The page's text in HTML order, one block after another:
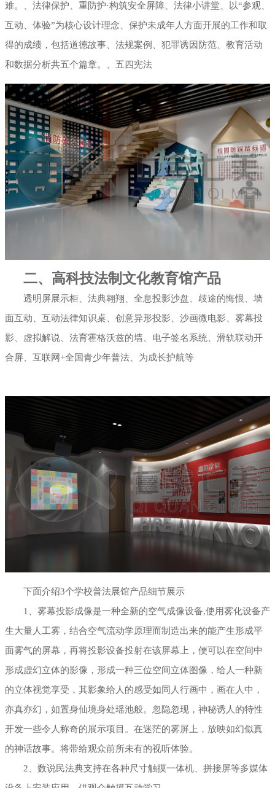
难。、法律保护、重防护·构筑安全屏障、法律小讲堂、以“参观、
互动、体验”为核心设计理念、保护未成年人方面开展的工作和取
得的成绩，包括道德故事、法规案例、犯罪诱因防范、教育活动
和数据分析共五个篇章。、五四宪法
二、高科技法制文化教育馆产品
透明屏展示柜、法典翱翔、全息投影沙盘、歧途的悔恨、墙
面互动、互动法律知识桌、创意异形投影、沙画微电影、雾幕投
影、虚拟解说、法育霍格沃兹的墙、电子签名系统、滑轨联动开
合屏、互联网+全国青少年普法、为成长护航等
下面介绍3个学校普法展馆产品细节展示
1、雾幕投影成像是一种全新的空气成像设备,使用雾化设备产
生大量人工雾，结合空气流动学原理而制造出来的能产生形成平
面雾气的屏幕，再将投影设备投射在该屏幕上，便可以在空间中
形成虚幻立体的影像，形成一种三位空间立体图像，给人一种新
的立体视觉享受，其影象给人的感受如同人行画中，画在人中，
亦真亦幻，如置身仙境身处瑶池般。忽隐忽现，神秘诱人的特性
开发一些令人称奇的展示项目。在迷茫的雾屏上，放映如幻似真
的神话故事。将带给观众前所未有的视听体验。
2、数说民法典支持在各种尺寸触摸一体机、拼接屏等多媒体